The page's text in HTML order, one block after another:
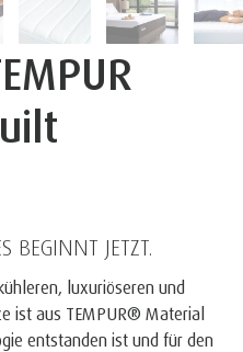
BEGINNT JETZT.
luxuriöseren und
ist aus TEMPUR® Material
entstanden ist und für den